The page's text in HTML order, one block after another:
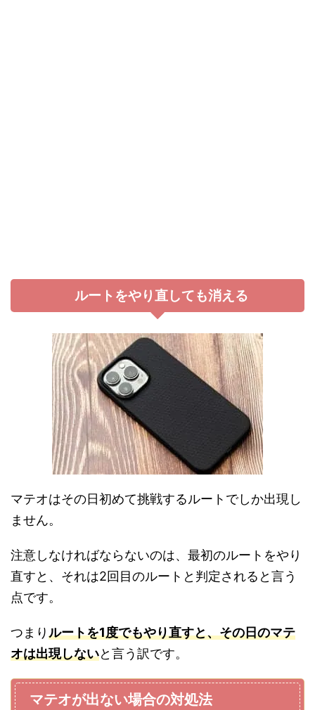
ルートをやり直しても消える
マテオはその日初めて挑戦するルートでしか出現し
ません。
注意しなければならないのは、最初のルートをやり
直すと、それは2回目のルートと判定されると言う
点です。
つまりルートを1度でもやり直すと、その日のマテ
オは出現しないと言う訳です。
マテオが出ない場合の対処法